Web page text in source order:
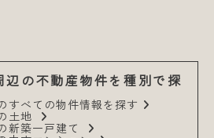
辺の不動産物件を種別で探
すべての物件情報を探す
土地
新築一戸建て